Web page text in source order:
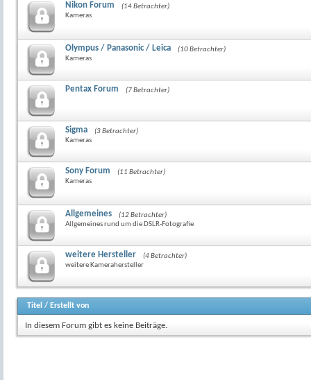
Nikon Forum
(14 Betrachter)
Kameras
Olympus / Panasonic / Leica
(10 Betrachter)
Kameras
Pentax Forum (7 Betrachter)
Sigma
(3 Betrachter)
Kameras
Sony Forum
(11 Betrachter)
Kameras
Allgemeines
(12 Betrachter)
Allgemeines rund um die DSLR-Fotografie
weitere Hersteller
(4 Betrachter)
weitere Kamerahersteller
Titel / Erstellt von
In diesem Forum gibt es keine Beiträge.